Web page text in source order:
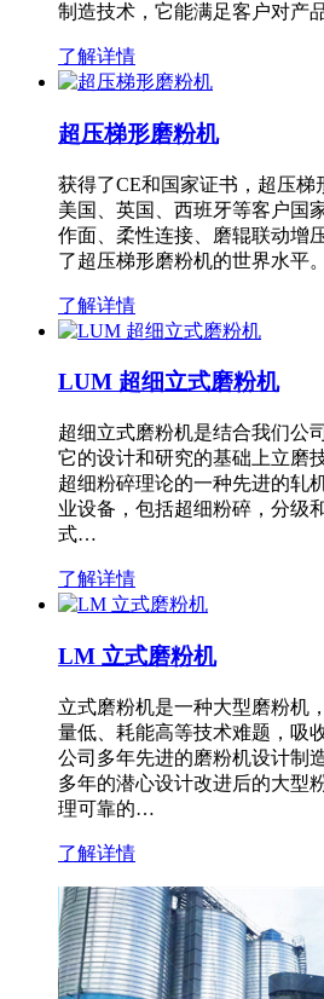
制造技术，它能满足客户对产
了解详情
超压梯形磨粉机
获得了CE和国家证书，超压梯
美国、英国、西班牙等客户国
作面、柔性连接、磨辊联动增
了超压梯形磨粉机的世界水平
了解详情
LUM 超细立式磨粉机
超细立式磨粉机是结合我们公
它的设计和研究的基础上立磨
超细粉碎理论的一种先进的轧
业设备，包括超细粉碎，分级
式…
了解详情
LM 立式磨粉机
立式磨粉机是一种大型磨粉机
量低、耗能高等技术难题，吸
公司多年先进的磨粉机设计制
多年的潜心设计改进后的大型
理可靠的…
了解详情